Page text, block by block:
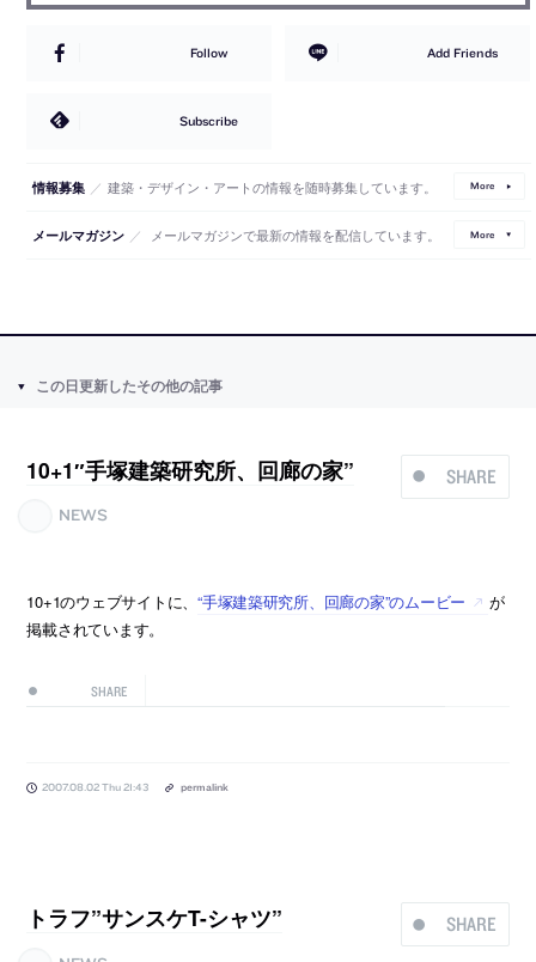
Follow Add Friends
Subscribe
情報募集 ／ 建築・デザイン・アートの情報を随時募集しています。 More
メールマガジン ／ メールマガジンで最新の情報を配信しています。 More
この日更新したその他の記事
SHARE
10+1″手塚建築研究所、回廊の家”
NEWS
10+1のウェブサイトに、“手塚建築研究所、回廊の家”のムービー
が
掲載されています。
SHARE
2007.08.02 Thu 21:43 permalink
SHARE
トラフ”サンスケT-シャツ”